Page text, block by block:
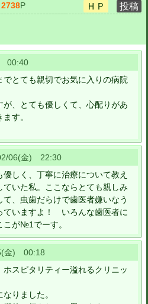
2738P
00:40
とても親切でお気に入りの病院
、とても優しくて、心配りがあ
す。
06(金) 22:30
しく、丁寧に治療について教え
いた私。ここならとても親しみ
、虫歯だらけで歯医者嫌いなう
ていますよ！ いろんな歯医者に
こが№1でーす。
金) 00:18
スピタリティー溢れるクリニッ
りました。